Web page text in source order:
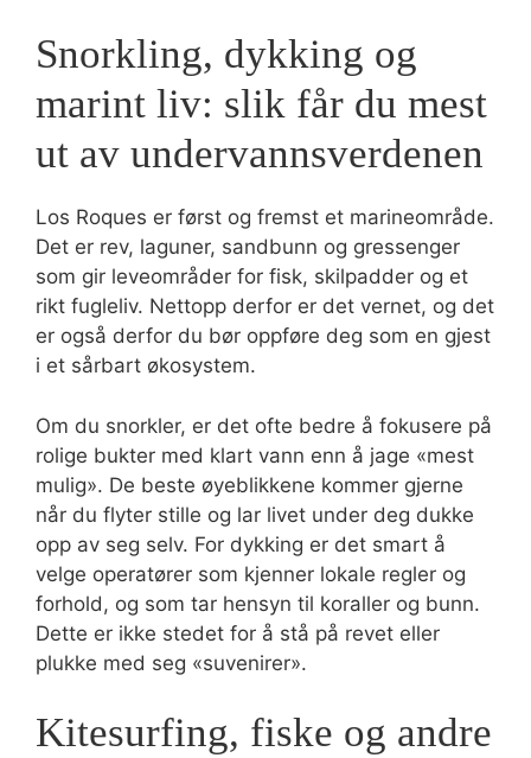
Snorkling, dykking og
marint liv: slik får du mest
ut av undervannsverdenen
Los Roques er først og fremst et marineområde.
Det er rev, laguner, sandbunn og gressenger
som gir leveområder for fisk, skilpadder og et
rikt fugleliv. Nettopp derfor er det vernet, og det
er også derfor du bør oppføre deg som en gjest
i et sårbart økosystem.
Om du snorkler, er det ofte bedre å fokusere på
rolige bukter med klart vann enn å jage «mest
mulig». De beste øyeblikkene kommer gjerne
når du flyter stille og lar livet under deg dukke
opp av seg selv. For dykking er det smart å
velge operatører som kjenner lokale regler og
forhold, og som tar hensyn til koraller og bunn.
Dette er ikke stedet for å stå på revet eller
plukke med seg «suvenirer».
Kitesurfing, fiske og andre